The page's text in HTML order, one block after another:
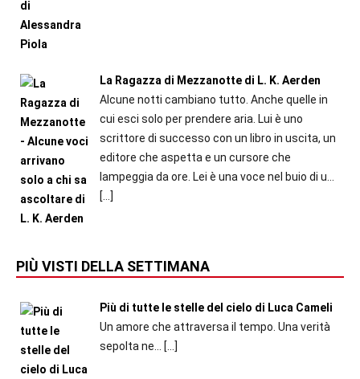
La Ragazza di Mezzanotte di L. K. Aerden
Alcune notti cambiano tutto. Anche quelle in
cui esci solo per prendere aria. Lui è uno
scrittore di successo con un libro in uscita, un
editore che aspetta e un cursore che
lampeggia da ore. Lei è una voce nel buio di u...
[…]
PIÙ VISTI DELLA SETTIMANA
Più di tutte le stelle del cielo di Luca Cameli
Un amore che attraversa il tempo. Una verità
sepolta ne... […]